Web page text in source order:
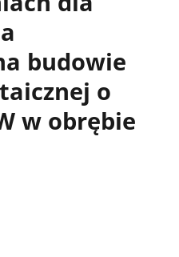
budowie
o
w obrębie